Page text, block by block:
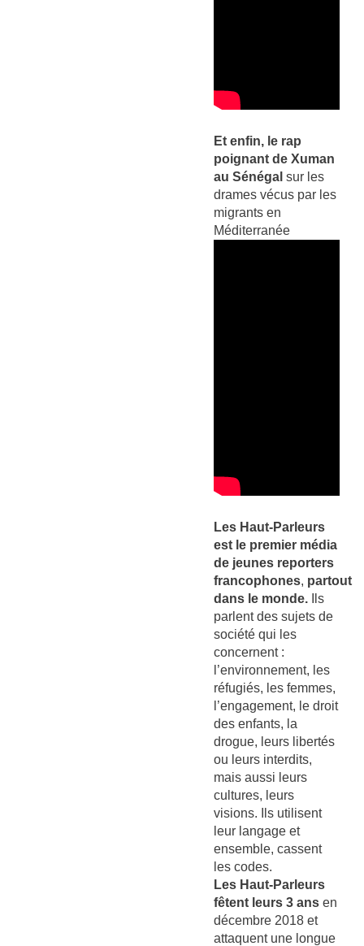
Et enfin, le rap
poignant de Xuman
au Sénégal sur les
drames vécus par les
migrants en
Méditerranée
Les Haut-Parleurs
est le premier média
de jeunes reporters
francophones, partout
dans le monde.
Ils
parlent des sujets de
société qui les
concernent :
l’environnement, les
réfugiés, les femmes,
l’engagement, le droit
des enfants, la
drogue, leurs libertés
ou leurs interdits,
mais aussi leurs
cultures, leurs
visions. Ils utilisent
leur langage et
ensemble, cassent
les codes.
Les Haut-Parleurs
fêtent leurs 3 ansen
décembre 2018 et
attaquent une longue